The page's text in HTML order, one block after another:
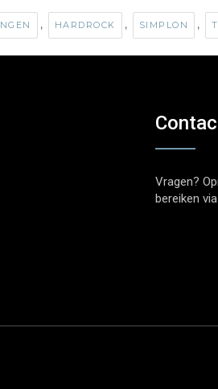
, HARDROCK , SIMPLON ,
Vragen?
bereiken